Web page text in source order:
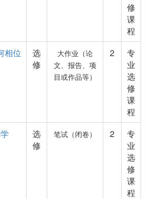
修
课
程
相位
选
修
大作业（论
文、报告、项
目或作品等）
2
专
业
选
修
课
程
选
修
笔试（闭卷） 2
专
业
选
修
课
程